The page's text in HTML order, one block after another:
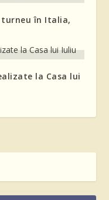
turneu în Italia,
la Casa lui